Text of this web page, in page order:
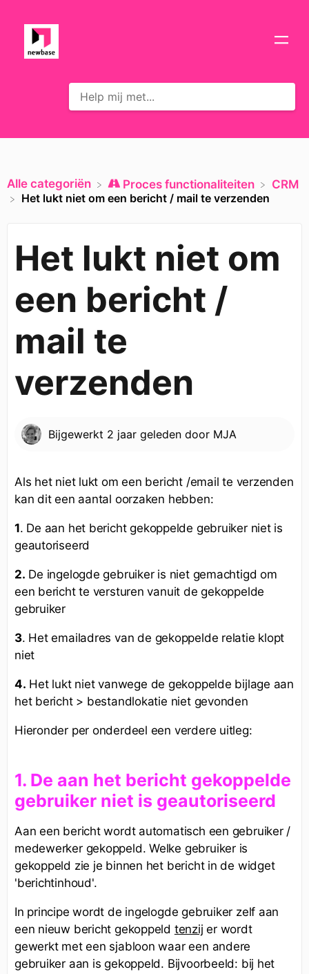
Alle categoriën ​Proces functionaliteiten
​CRM
Het lukt niet om een bericht / mail te verzenden
Het lukt niet om
een bericht /
mail te
verzenden
Bijgewerkt 2 jaar geleden door MJA
Als het niet lukt om een bericht /email te verzenden
kan dit een aantal oorzaken hebben:
1. De aan het bericht gekoppelde gebruiker niet is
geautoriseerd
2. De ingelogde gebruiker is niet gemachtigd om
een bericht te versturen vanuit de gekoppelde
gebruiker
3. Het emailadres van de gekoppelde relatie klopt
niet
4. Het lukt niet vanwege de gekoppelde bijlage aan
het bericht > bestandlokatie niet gevonden
Hieronder per onderdeel een verdere uitleg:
1. De aan het bericht gekoppelde
gebruiker niet is geautoriseerd
Aan een bericht wordt automatisch een gebruiker /
medewerker gekoppeld. Welke gebruiker is
gekoppeld zie je binnen het bericht in de widget
'berichtinhoud'.
In principe wordt de ingelogde gebruiker zelf aan
een nieuw bericht gekoppeld tenzij er wordt
gewerkt met een sjabloon waar een andere
gebruiker aan is gekoppeld. Bijvoorbeeld: bij het